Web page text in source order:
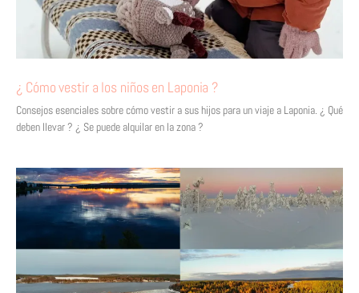
¿ Cómo vestir a los niños en Laponia ?
Consejos esenciales sobre cómo vestir a sus hijos para un viaje a Laponia. ¿ Qué
deben llevar ? ¿ Se puede alquilar en la zona ?